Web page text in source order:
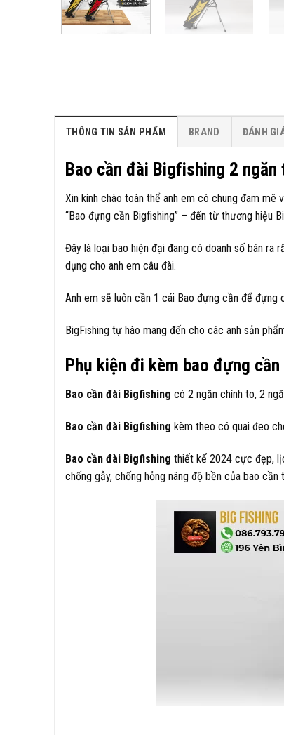
THÔNG TIN SẢN PHẨM BRAND ĐÁNH
Bao cần đài Bigfishing 2
Xin kính chào toàn thể anh em có chung đam mê
“Bao đựng cần Bigfishing” – đến từ thương hiệu
Đây là loại bao hiện đại đang có doanh số bán ra
dụng cho anh em câu đài.
Anh em sẽ luôn cần 1 cái Bao đựng cần để đựng
BigFishing tự hào mang đến cho các anh sản
Phụ kiện đi kèm bao đựng
Bao cần đài Bigfishing có 2 ngăn chính to, 2
Bao cần đài Bigfishing kèm theo có quai đeo
Bao cần đài Bigfishing thiết kế 2024 cực đẹp,
chống gẫy, chống hỏng nâng độ bền của bao cần